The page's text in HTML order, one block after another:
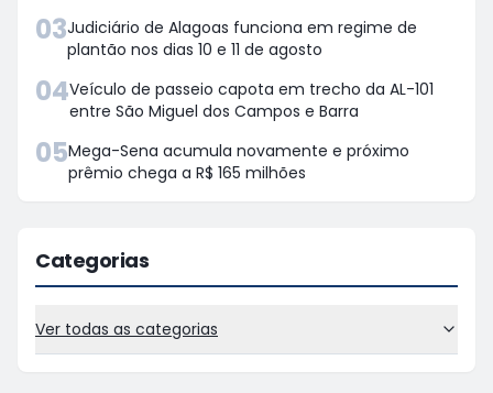
03Judiciário de Alagoas funciona em regime de
plantão nos dias 10 e 11 de agosto
04Veículo de passeio capota em trecho da AL-101
entre São Miguel dos Campos e Barra
05Mega-Sena acumula novamente e próximo
prêmio chega a R$ 165 milhões
Categorias
Ver todas as categorias